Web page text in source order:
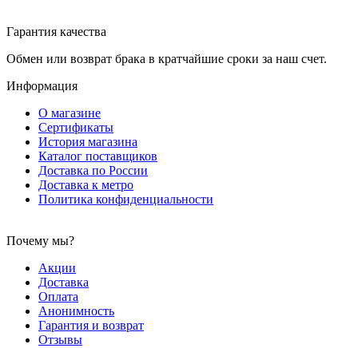
Гарантия качества
Обмен или возврат брака в кратчайшие сроки за наш счет.
Информация
О магазине
Сертификаты
История магазина
Каталог поставщиков
Доставка по России
Доставка к метро
Политика конфиденциальности
Почему мы?
Акции
Доставка
Оплата
Анонимность
Гарантия и возврат
Отзывы